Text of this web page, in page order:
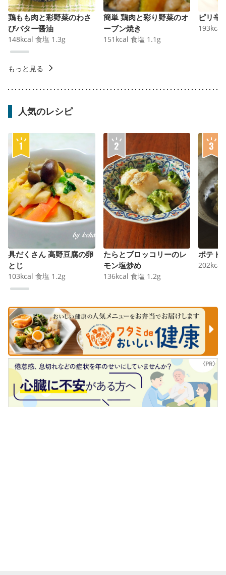
鶏もも肉と彩野菜のわさ
びバター醤油
148kcal 食塩 1.3g
簡単 鶏肉と彩り野菜のオ
ーブン焼き
151 kcal 食塩 1.1 g
ピリ辛
193kcal
もっと見る
人気のレシピ
具だくさん 高野豆腐の卵
とじ
103kcal 食塩 1.2g
たらとブロッコリーのレ
モン塩炒め
136kcal 食塩 1.2g
ポテト
202kcal